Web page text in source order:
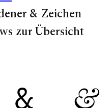
&-Zeichen
zur Übersicht